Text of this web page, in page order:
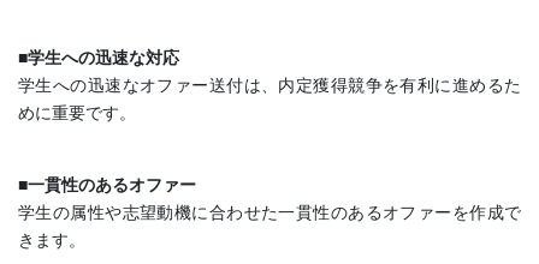
■学生への迅速な対応
学生への迅速なオファー送付は、内定獲得競争を有利に進めるた
めに重要です。
■一貫性のあるオファー
学生の属性や志望動機に合わせた一貫性のあるオファーを作成で
きます。